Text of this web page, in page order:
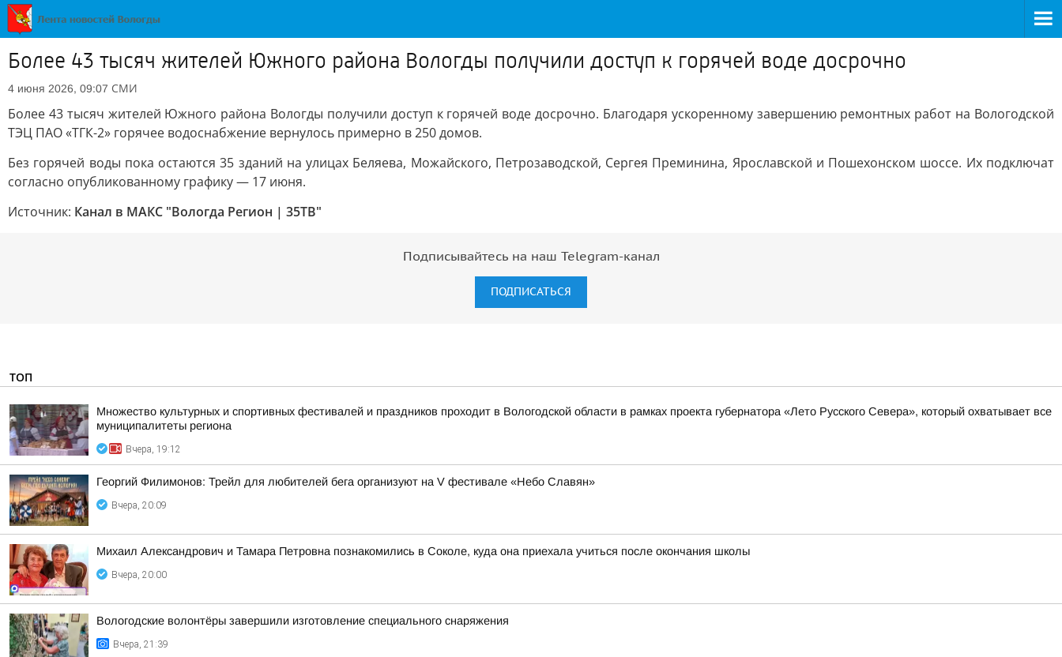
Более 43 тысяч жителей Южного района Вологды получили доступ к горячей воде досрочно
4 июня 2026, 09:07 СМИ
Более 43 тысяч жителей Южного района Вологды получили доступ к горячей воде досрочно. Благодаря ускоренному завершению ремонтных работ на Вологодской
ТЭЦ ПАО «ТГК-2» горячее водоснабжение вернулось примерно в 250 домов.
Без горячей воды пока остаются 35 зданий на улицах Беляева, Можайского, Петрозаводской, Сергея Преминина, Ярославской и Пошехонском шоссе. Их подключат
согласно опубликованному графику — 17 июня.
Источник: Канал в МАКС "Вологда Регион | 35ТВ"
Подписывайтесь на наш Telegram-канал
ПОДПИСАТЬСЯ
ТОП
Множество культурных и спортивных фестивалей и праздников проходит в Вологодской области в рамках проекта губернатора «Лето Русского Севера», который охватывает все
муниципалитеты региона
Вчера, 19:12
Георгий Филимонов: Трейл для любителей бега организуют на V фестивале «Небо Славян»
Вчера, 20:09
Михаил Александрович и Тамара Петровна познакомились в Соколе, куда она приехала учиться после окончания школы
Вчера, 20:00
Вологодские волонтёры завершили изготовление специального снаряжения
Вчера, 21:39